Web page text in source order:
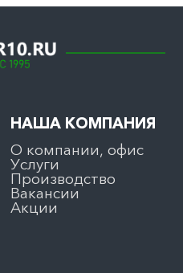
НАША КОМПАНИЯ
О компании, офис
Услуги
Производство
Вакансии
Акции